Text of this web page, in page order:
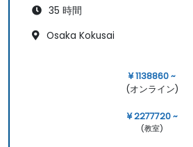
35 時間
Osaka Kokusai
¥ 1138860 ~
(オンライン)
¥ 2277720 ~
(教室)